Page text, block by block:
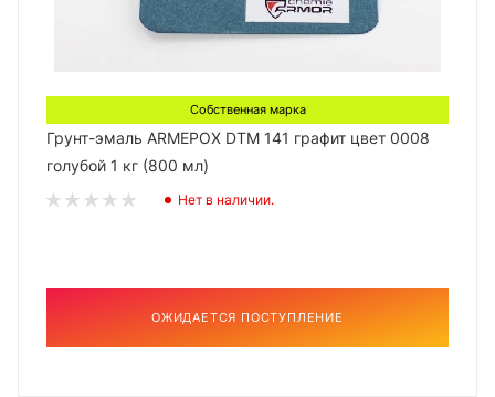
Собственная марка
Грунт-эмаль ARMEPOX DTM 141 графит цвет 0008
голубой 1 кг (800 мл)
Нет в наличии.
ОЖИДАЕТСЯ ПОСТУПЛЕНИЕ